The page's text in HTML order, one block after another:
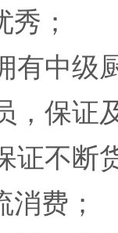
；
有中级
，保证
证不断
费；